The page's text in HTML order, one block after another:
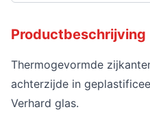
Productbeschrijving
Thermogevormde
achterzijde in
Verhard glas.